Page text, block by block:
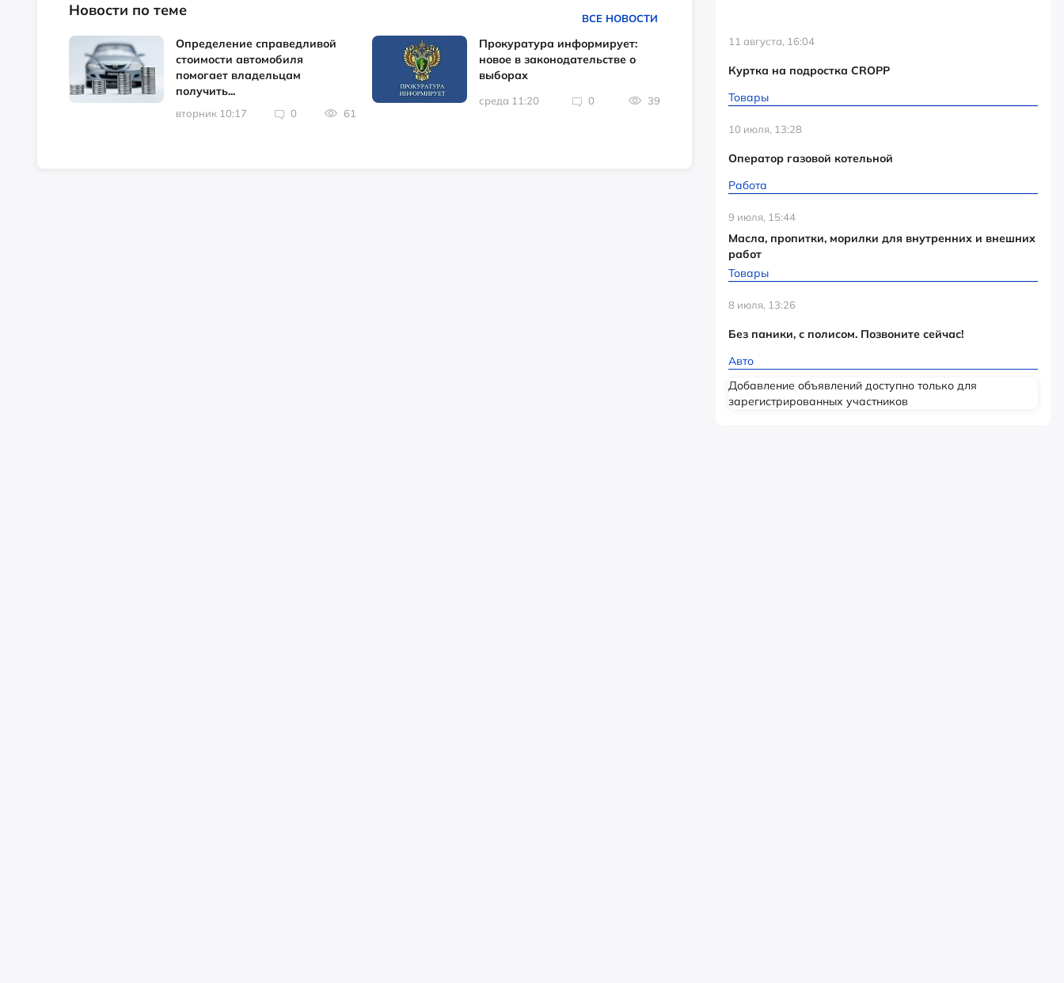
Новости по теме ВСЕ НОВОСТИ
Определение справедливой
стоимости автомобиля
помогает владельцам
получить...
вторник 10:17 0 61
Прокуратура информирует:
новое в законодательстве о
выборах
среда 11:20 0 39
11 августа, 16:04
Куртка на подростка CROPP
Товары
10 июля, 13:28
Оператор газовой котельной
Работа
9 июля, 15:44
Масла, пропитки, морилки для внутренних и внешних
работ
Товары
8 июля, 13:26
Без паники, с полисом. Позвоните сейчас!
Авто
Добавление объявлений доступно только для
зарегистрированных участников